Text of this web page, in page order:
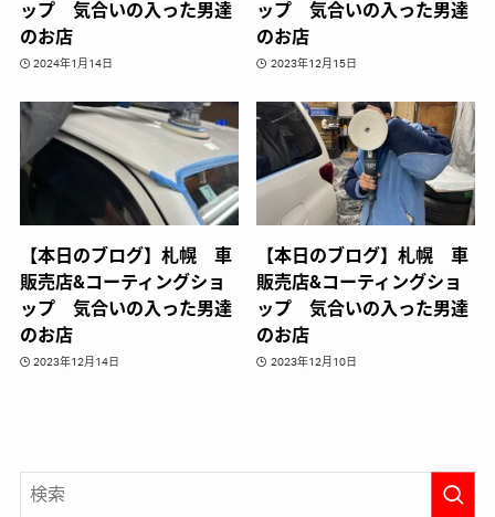
ップ 気合いの入った男達
のお店
2024年1月14日
ップ 気合いの入った男達
のお店
2023年12月15日
【本日のブログ】札幌 車
販売店&コーティングショ
ップ 気合いの入った男達
のお店
2023年12月14日
【本日のブログ】札幌 車
販売店&コーティングショ
ップ 気合いの入った男達
のお店
2023年12月10日